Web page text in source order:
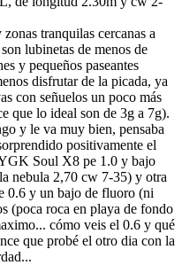
tranquilas cercanas a
lubinetas de menos de
y pequeños paseantes
disfrutar de la picada, ya
con señuelos un poco más
que lo ideal son de 3g a 7g).
y le va muy bien, pensaba
positivamente el
Soul X8 pe 1.0 y bajo
nebula 2,70 cw 7-35) y otra
0.6 y un bajo de fluoro (ni
(poca roca en playa de fondo
cómo veis el 0.6 y qué
que probé el otro dia con la